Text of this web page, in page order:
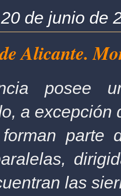
de junio de
Alicante.
posee
a excepción
forman parte
las